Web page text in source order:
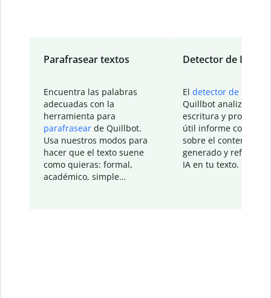
Parafrasear textos
Encuentra las palabras
adecuadas con la
herramienta para
parafrasear de Quillbot.
Usa nuestros modos para
hacer que el texto suene
como quieras: formal,
académico, simple…
Detector de IA
El detector de IA
Quillbot analiza tu
escritura y
útil informe con
sobre el contenido
generado y refinado
IA en tu texto.